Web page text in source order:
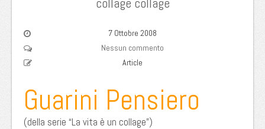
7 Ottobre 2008
Nessun commento
Article
Guarini Pensiero
(della serie “La vita è un collage”)